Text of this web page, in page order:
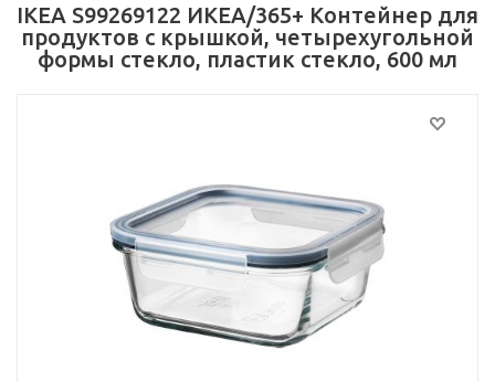
IKEA S99269122 ИКЕА/365+ Контейнер для
продуктов с крышкой, четырехугольной
формы стекло, пластик стекло, 600 мл